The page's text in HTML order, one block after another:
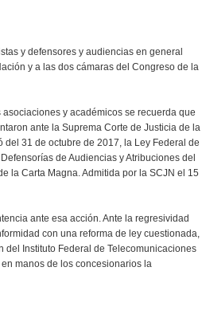
y defensores y audiencias en general
y a las dos cámaras del Congreso de la
y académicos se recuerda que
ante la Suprema Corte de Justicia de la
31 de octubre de 2017, la Ley Federal de
de Audiencias y Atribuciones del
la Carta Magna. Admitida por la SCJN el 15
ante esa acción. Ante la regresividad
con una reforma de ley cuestionada,
Instituto Federal de Telecomunicaciones
manos de los concesionarios la